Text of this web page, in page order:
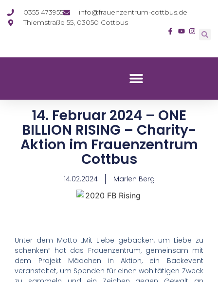
0355 473955
info@frauenzentrum-cottbus.de
Thiemstraße 55, 03050 Cottbus
14. Februar 2024 – ONE
BILLION RISING – Charity-
Aktion im Frauenzentrum
Cottbus
14.02.2024 Marlen Berg
Unter dem Motto „Mit Liebe gebacken, um Liebe zu
schenken“ hat das Frauenzentrum, gemeinsam mit
dem Projekt Mädchen in Aktion, ein Backevent
veranstaltet, um Spenden für einen wohltätigen Zweck